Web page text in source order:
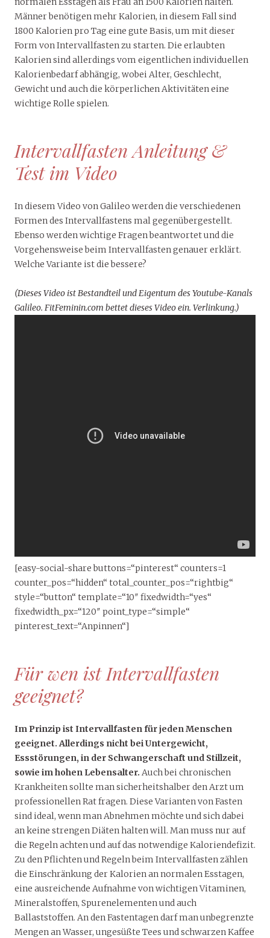
Männer benötigen mehr Kalorien, in diesem Fall sind
1800 Kalorien pro Tag eine gute Basis, um mit dieser
Form von Intervallfasten zu starten. Die erlaubten
Kalorien sind allerdings vom eigentlichen individuellen
Kalorienbedarf abhängig, wobei Alter, Geschlecht,
Gewicht und auch die körperlichen Aktivitäten eine
wichtige Rolle spielen.
Intervallfasten Anleitung &
Test im Video
In diesem Video von Galileo werden die verschiedenen
Formen des Intervallfastens mal gegenübergestellt.
Ebenso werden wichtige Fragen beantwortet und die
Vorgehensweise beim Intervallfasten genauer erklärt.
Welche Variante ist die bessere?
(Dieses Video ist Bestandteil und Eigentum des Youtube-Kanals
Galileo. FitFeminin.com bettet dieses Video ein. Verlinkung.)
[easy-social-share buttons=“pinterest“ counters=1
counter_pos=“hidden“ total_counter_pos=“rightbig“
style=“button“ template=“10″ fixedwidth=“yes“
fixedwidth_px=“120″ point_type=“simple“
pinterest_text=“Anpinnen“]
Für wen ist Intervallfasten
geeignet?
Im Prinzip ist Intervallfasten für jeden Menschen
geeignet. Allerdings nicht bei Untergewicht,
Essstörungen, in der Schwangerschaft und Stillzeit,
sowie im hohen Lebensalter. Auch bei chronischen
Krankheiten sollte man sicherheitshalber den Arzt um
professionellen Rat fragen. Diese Varianten von Fasten
sind ideal, wenn man Abnehmen möchte und sich dabei
an keine strengen Diäten halten will. Man muss nur auf
die Regeln achten und auf das notwendige Kaloriendefizit.
Zu den Pflichten und Regeln beim Intervallfasten zählen
die Einschränkung der Kalorien an normalen Esstagen,
eine ausreichende Aufnahme von wichtigen Vitaminen,
Mineralstoffen, Spurenelementen und auch
Ballaststoffen. An den Fastentagen darf man unbegrenzte
Mengen an Wasser, ungesüßte Tees und schwarzen Kaffee